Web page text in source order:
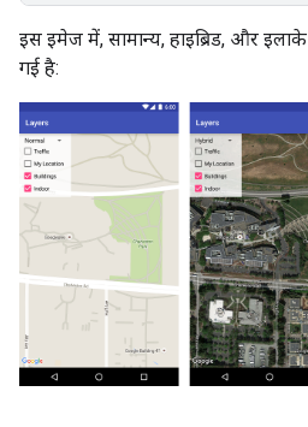
इस इमेज में, सामान्य, हाइब्रिड, और
गई है: